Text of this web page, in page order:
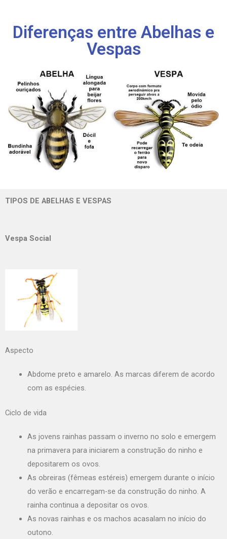
Diferenças entre Abelhas e
Vespas
TIPOS DE ABELHAS E VESPAS
Vespa Social
Aspecto
Abdome preto e amarelo. As marcas diferem de acordo
com as espécies.
Ciclo de vida
As jovens rainhas passam o inverno no solo e emergem
na primavera para iniciarem a construção do ninho e
depositarem os ovos.
As obreiras (fêmeas estéreis) emergem durante o início
do verão e encarregam-se da construção do ninho. A
rainha continua a depositar os ovos.
As novas rainhas e os machos acasalam no início do
outono.